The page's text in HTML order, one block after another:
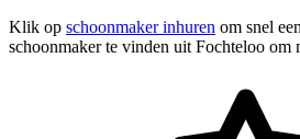
Klik op schoonmaker inhuren om snel
schoonmaker te vinden uit Fochteloo om